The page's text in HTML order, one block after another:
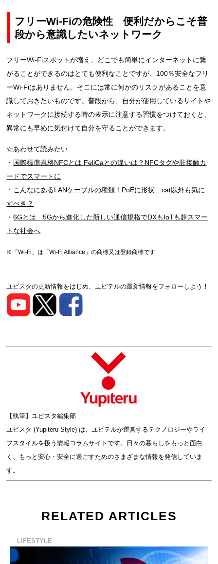
フリーWi-Fiの危険性 便利だからこそ普
段から意識したいネットワーク
フリーWi-Fiスポットが増え、どこでも簡単にインターネットに繋
がることができるのはとても便利なことですが、100％安全なフリ
ーWi-Fiはありません。そこには常に何かのリスクがあることを意
識しておきたいものです。普段から、自分が使用しているサイトや
ネットワークに接続する時の表示に注意する習慣をつけておくと、
異常にも早めに気付けて自分を守ることができます。
☆あわせて読みたい
・ 国際標準規格NFCとは FeliCaとの違いは？NFCタグや非接触カ
ードでスマートに
・ こんなにあるLANケーブルの種類！PoEに形状…cat以外も気に
すべき？
・6Gとは 5Gから進化した新しい通信規格でDXもIoTも超スマー
トな社会へ
※「Wi-Fi」は「Wi-Fi Alliance」の商標又は登録商標です
ユピスタの更新情報をはじめ、ユピテルの最新情報をフォローしよう！
【執筆】ユピスタ編集部
ユピスタ (Yupiteru Style) は、ユピテルが運営するテクノロジーやライ
フスタイルを扱う情報コラムサイトです。日々の暮らしをもっと面白
く、もっと安心・安全に過ごすためのさまざまな情報を発信していま
す。
RELATED ARTICLES
LIFESTYLE